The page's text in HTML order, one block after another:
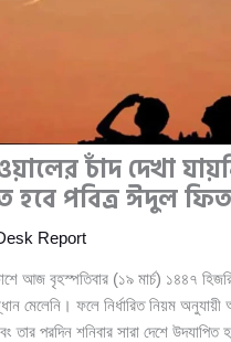
চাঁদ দেখা
হবে পবিত্র ঈদুল
Report
আজ বৃহস্পতিবার (১৯ মার্চ) ১৪৪৭
মেলেনি। ফলে নির্ধারিত নিয়ম
তার পরদিন শনিবার সারা দেশে